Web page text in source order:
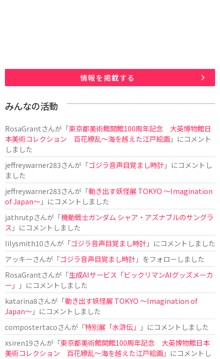
情報を掲載する
みんなの活動
RosaGrantさんが「東京都美術館開館100周年記念 大英博物館日
本美術コレクション 百花繚乱～海を越えた江戸絵画」にコメント
しました
jeffreywarner283さんが「ゴジラ音声目覚まし時計」にコメントし
ました
jeffreywarner283さんが「動き出す妖怪展 TOKYO 〜Imagination
of Japan〜」にコメントしました
jathrutpさんが「機動戦士ガンダム シャア・アズナブルのサングラ
ス 」にコメントしました
lilysmith10さんが「ゴジラ音声目覚まし時計」にコメントしました
アッキーさんが「ゴジラ音声目覚まし時計」をフォローしました
RosaGrantさんが「生成AIサービス「ビックリマンAIグッズメーカ
ー」
」にコメントしました
katarina8さんが「動き出す妖怪展 TOKYO 〜Imagination of
Japan〜」にコメントしました
compostertacoさんが「特別展「水滸伝」
」にコメントしました
xsiren19さんが「東京都美術館開館100周年記念 大英博物館日本
美術コレクション 百花繚乱～海を越えた江戸絵画」にコメントし